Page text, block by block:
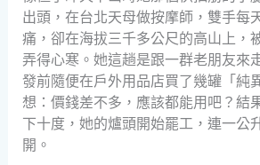
出頭，在台北天母做按摩師，雙手每
痛，卻在海拔三千多公尺的高山上，
弄得心寒。她這趟是跟一群老朋友來
發前隨便在戶外用品店買了幾罐「純
想：價錢差不多，應該都能用吧？結
下十度，她的爐頭開始罷工，連一公
開。